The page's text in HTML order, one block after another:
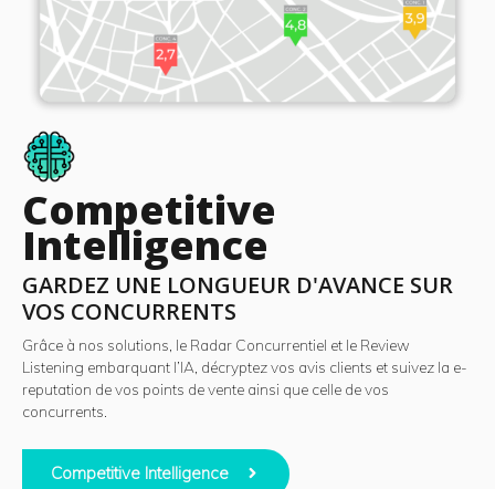
Competitive
Intelligence
GARDEZ UNE LONGUEUR D'AVANCE SUR
VOS CONCURRENTS
Grâce à nos solutions, le Radar Concurrentiel et le Review
Listening embarquant l’IA, décryptez vos avis clients et suivez la e-
reputation de vos points de vente ainsi que celle de vos
concurrents.
Competitive Intelligence